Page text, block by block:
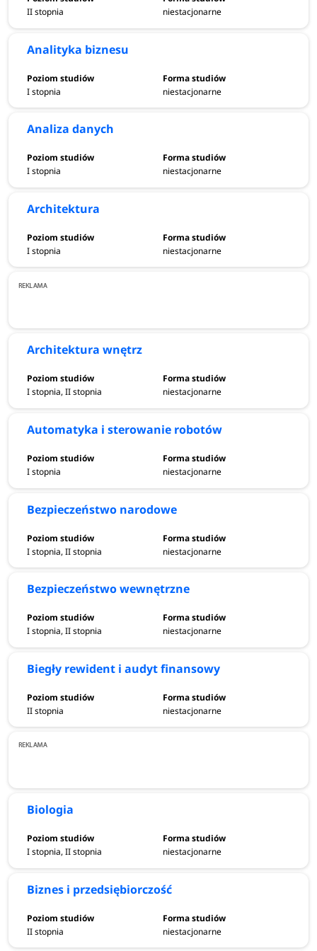
II stopnia niestacjonarne
Analityka biznesu
I stopnia niestacjonarne
Analiza danych
I stopnia niestacjonarne
Architektura
I stopnia niestacjonarne
Architektura wnętrz
I stopnia, II stopnia niestacjonarne
Automatyka i sterowanie robotów
I stopnia niestacjonarne
Bezpieczeństwo narodowe
I stopnia, II stopnia niestacjonarne
Bezpieczeństwo wewnętrzne
I stopnia, II stopnia niestacjonarne
Biegły rewident i audyt finansowy
II stopnia niestacjonarne
Biologia
I stopnia, II stopnia niestacjonarne
Biznes i przedsiębiorczość
II stopnia niestacjonarne